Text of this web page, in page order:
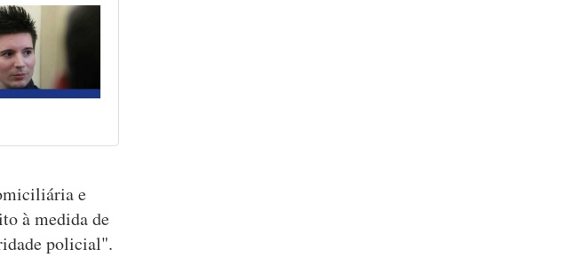
e
à medida de
policial".